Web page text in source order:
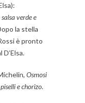
verde e
la stella
è pronto
Osmosi
e chorizo.